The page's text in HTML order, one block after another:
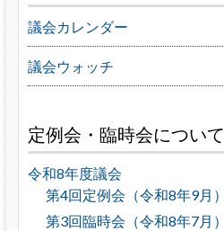
議会カレンダー
議会ウォッチ
定例会・臨時会について
令和8年度議会
第4回定例会（令和8年9月）
第3回臨時会（令和8年7月）